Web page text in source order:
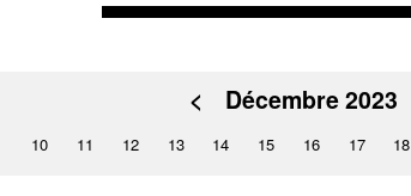
< Décembre 2023
10 11 12 13 14 15 16 17 18